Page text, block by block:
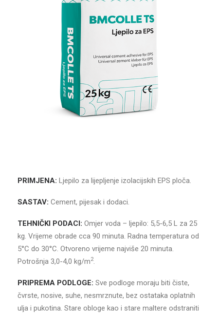
PRIMJENA: Ljepilo za lijepljenje izolacijskih EPS ploča.
SASTAV: Cement, pijesak i dodaci.
TEHNIČKI PODACI: Omjer voda – ljepilo: 5,5-6,5 L za 25
kg. Vrijeme obrade cca 90 minuta. Radna temperatura od
5°C do 30°C. Otvoreno vrijeme najviše 20 minuta.
Potrošnja 3,0-4,0 kg/m2.
PRIPREMA PODLOGE: Sve podloge moraju biti čiste,
čvrste, nosive, suhe, nesmrznute, bez ostataka oplatnih
ulja i pukotina. Stare obloge kao i stare maltere odstraniti